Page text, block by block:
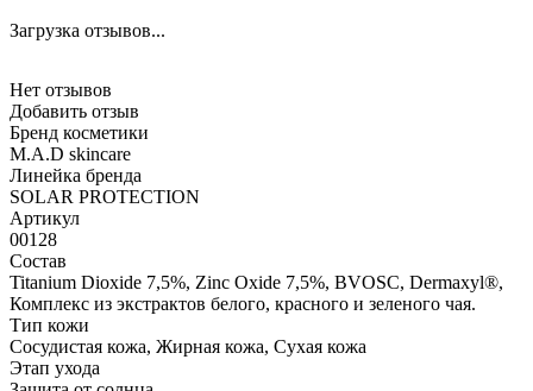
Загрузка отзывов...
Нет отзывов
Добавить отзыв
Бренд косметики
M.A.D skincare
Линейка бренда
SOLAR PROTECTION
Артикул
00128
Состав
Titanium Dioxide 7,5%, Zinc Oxide 7,5%, BVOSC, Dermaxyl®,
Комплекс из экстрактов белого, красного и зеленого чая.
Тип кожи
Сосудистая кожа, Жирная кожа, Сухая кожа
Этап ухода